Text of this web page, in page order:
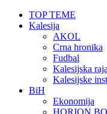
TOP TEME
Kalesija
AKOL
Crna hronika
Fudbal
Kalesijska raja
Kalesijske
BiH
Ekonomija
HORION